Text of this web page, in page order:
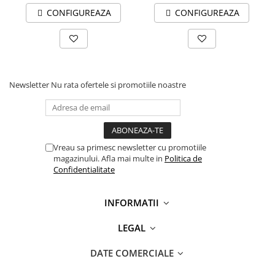
CONFIGUREAZA CONFIGUREAZA
Newsletter Nu rata ofertele si promotiile noastre
Vreau sa primesc newsletter cu promotiile
magazinului. Afla mai multe in Politica de
Confidentialitate
INFORMATII
LEGAL
DATE COMERCIALE